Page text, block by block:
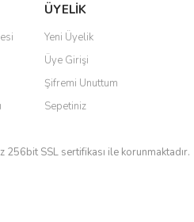
ÜYELİK
Yeni Üyelik
Üye Girişi
Şifremi Unuttum
Sepetiniz
256bit SSL sertifikası ile korunmaktadır.